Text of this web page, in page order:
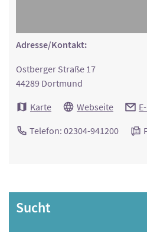
Adresse/Kontakt:
Ostberger Straße 17
44289 Dortmund
Karte
Webseite
Telefon: 02304-941200
Sucht